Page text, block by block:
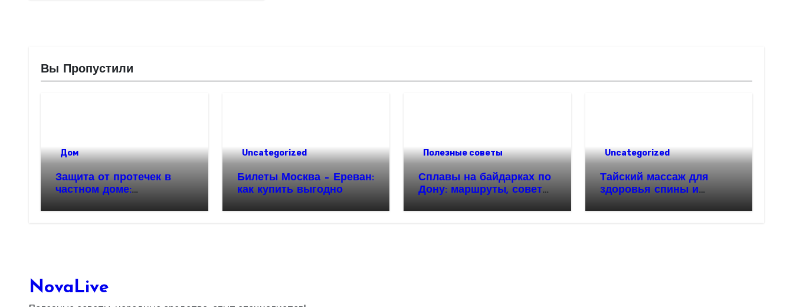
Вы Пропустили
Дом
Защита от протечек в
частном доме:
автоматизация
Uncategorized
Билеты Москва – Ереван:
как купить выгодно
Полезные советы
Сплавы на байдарках по
Дону: маршруты, советы
Uncategorized
Тайский массаж для
здоровья спины и
NovaLive